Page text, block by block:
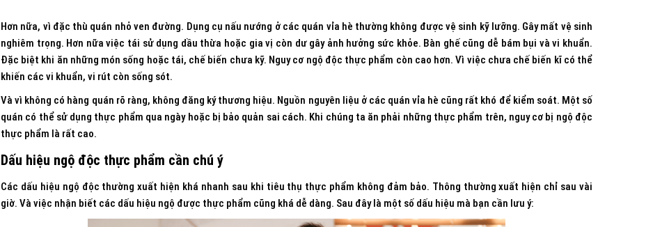
Hơn nữa, vì đặc thù quán nhỏ ven đường. Dụng cụ nấu nướng ở các quán vỉa hè thường không được vệ sinh kỹ lưỡng. Gây mất vệ sinh
nghiêm trọng. Hơn nữa việc tái sử dụng dầu thừa hoặc gia vị còn dư gây ảnh hưởng sức khỏe. Bàn ghế cũng dễ bám bụi và vi khuẩn.
Đặc biệt khi ăn những món sống hoặc tái, chế biến chưa kỹ. Nguy cơ ngộ độc thực phẩm còn cao hơn. Vì việc chưa chế biến kĩ có thể
khiến các vi khuẩn, vi rút còn sống sót.
Và vì không có hàng quán rõ ràng, không đăng ký thương hiệu. Nguồn nguyên liệu ở các quán vỉa hè cũng rất khó để kiểm soát. Một số
quán có thể sử dụng thực phẩm qua ngày hoặc bị bảo quản sai cách. Khi chúng ta ăn phải những thực phẩm trên, nguy cơ bị ngộ độc
thực phẩm là rất cao.
Dấu hiệu ngộ độc thực phẩm cần chú ý
Các dấu hiệu ngộ độc thường xuất hiện khá nhanh sau khi tiêu thụ thực phẩm không đảm bảo. Thông thường xuất hiện chỉ sau vài
giờ. Và việc nhận biết các dấu hiệu ngộ được thực phẩm cũng khá dễ dàng. Sau đây là một số dấu hiệu mà bạn cần lưu ý: